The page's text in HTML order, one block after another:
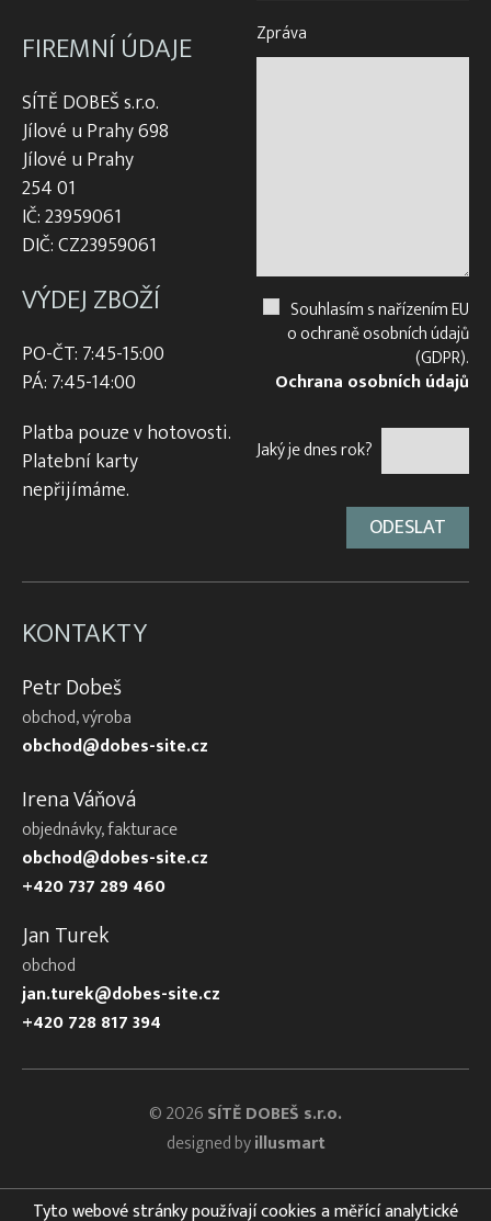
FIREMNÍ ÚDAJE
SÍTĚ DOBEŠ s.r.o.
Jílové u Prahy 698
Jílové u Prahy
254 01
IČ: 23959061
DIČ: CZ23959061
VÝDEJ ZBOŽÍ
PO-ČT: 7:45-15:00
PÁ: 7:45-14:00
Platba pouze v hotovosti.
Platební karty
nepřijímáme.
Zpráva
Souhlasím s nařízením EU
o ochraně osobních údajů
(GDPR).
Ochrana osobních údajů
Jaký je dnes rok?
KONTAKTY
Petr Dobeš
obchod, výroba
obchod@dobes-site.cz
Irena Váňová
objednávky, fakturace
obchod@dobes-site.cz
+420 737 289 460
Jan Turek
obchod
jan.turek@dobes-site.cz
+420 728 817 394
© 2026SÍTĚ DOBEŠ s.r.o.
designed byillusmart
Tyto webové stránky používají cookies a měřící analytické